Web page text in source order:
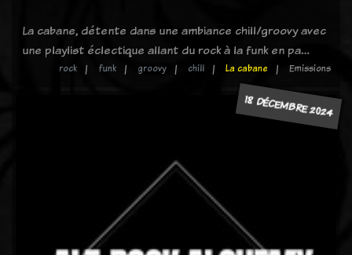
La cabane, détente dans une ambiance chill/groovy avec
une playlist éclectique allant du rock à la funk en pa…
rock funk groovy chill La cabane Emissions
18 DÉCEMBRE 2024